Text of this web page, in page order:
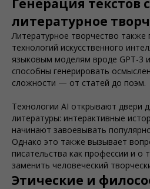
Генерация
литературное
Литературное творчество также
технологий искусственного
языковым моделям вроде GPT-3
способны генерировать
сложности — от статей до поэм.
Технологии AI открывают двери
литературы: интерактивные
начинают завоевывать
Однако это также вызывает
писательства как профессии и о
заменить человеческий
Этические и